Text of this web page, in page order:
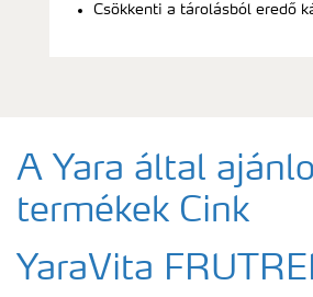
Csökkenti a tárolásból eredő
A Yara által
termékek Cink
YaraVita